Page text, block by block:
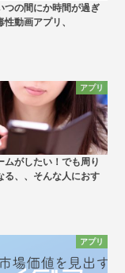
つの間にか時間が過ぎ
動画アプリ、
アプリ
ムがしたい！でも周り
る、、そんな人におす
アプリ